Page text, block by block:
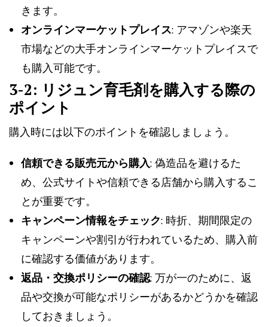
きます。
オンラインマーケットプレイス: アマゾンや楽天
市場などの大手オンラインマーケットプレイスで
も購入可能です。
3-2: リジュン育毛剤を購入する際の
ポイント
購入時には以下のポイントを確認しましょう。
信頼できる販売元から購入: 偽造品を避けるた
め、公式サイトや信頼できる店舗から購入するこ
とが重要です。
キャンペーン情報をチェック: 時折、期間限定の
キャンペーンや割引が行われているため、購入前
に確認する価値があります。
返品・交換ポリシーの確認: 万が一のために、返
品や交換が可能なポリシーがあるかどうかを確認
しておきましょう。